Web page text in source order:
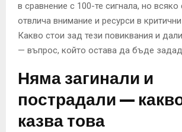
в сравнение с 100-те сигнала, но всяко
отвлича внимание и ресурси в
Какво стои зад тези повиквания и
— въпрос, който остава да бъде
Няма загинали и
пострадали —
казва това